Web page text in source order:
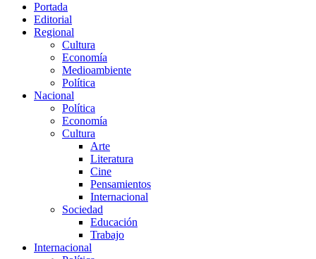
Portada
Editorial
Regional
Cultura
Economía
Medioambiente
Política
Nacional
Política
Economía
Cultura
Arte
Literatura
Cine
Pensamientos
Internacional
Sociedad
Educación
Trabajo
Internacional